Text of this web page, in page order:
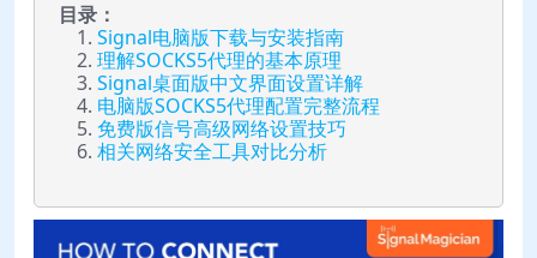
目录：
Signal电脑版下载与安装指南
理解SOCKS5代理的基本原理
Signal桌面版中文界面设置详解
电脑版SOCKS5代理配置完整流程
免费版信号高级网络设置技巧
相关网络安全工具对比分析